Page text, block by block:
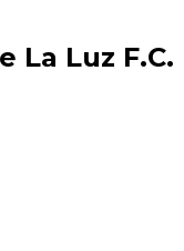
La Luz F.C.